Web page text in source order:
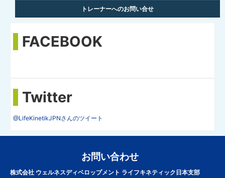
トレーナーへのお問い合せ
FACEBOOK
Twitter
@LifeKinetikJPNさんのツイート
お問い合わせ
株式会社 ウェルネスディベロップメント ライフキネティック日本支部